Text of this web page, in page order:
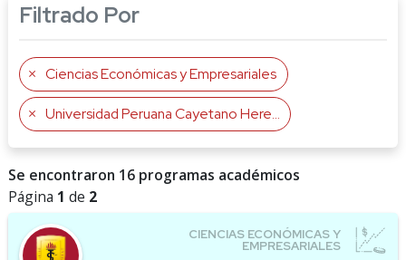
Filtrado Por
Ciencias Económicas y Empresariales
Universidad Peruana Cayetano Heredia
Se encontraron 16 programas académicos
Página 1 de 2